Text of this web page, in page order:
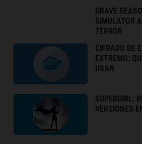
GRAVE
SIMULATOR
TERROR
CIFRADO DE
EXTREMO:
USAN
SUPERGIRL:
VERSIONES